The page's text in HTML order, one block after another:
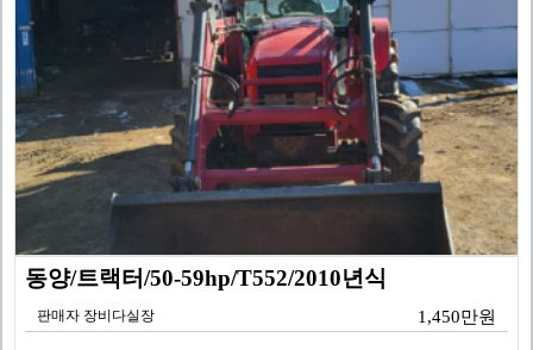
동양/트랙터/50-59hp/T552/2010년식
판매자 장비다실장 1,450만원